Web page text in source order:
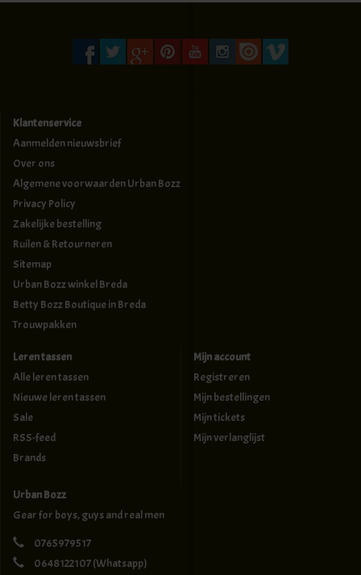
Klantenservice
Aanmelden nieuwsbrief
Over ons
Algemene voorwaarden Urban Bozz
Privacy Policy
Zakelijke bestelling
Ruilen & Retourneren
Sitemap
Urban Bozz winkel Breda
Betty Bozz Boutique in Breda
Trouwpakken
Leren tassen
Alle leren tassen
Nieuwe leren tassen
Sale
RSS-feed
Brands
Mijn account
Registreren
Mijn bestellingen
Mijn tickets
Mijn verlanglijst
Urban Bozz
Gear for boys, guys and real men
0765979517
0648122107(Whatsapp)